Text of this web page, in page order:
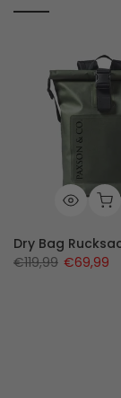
Dry Bag
€119,99 €69,99